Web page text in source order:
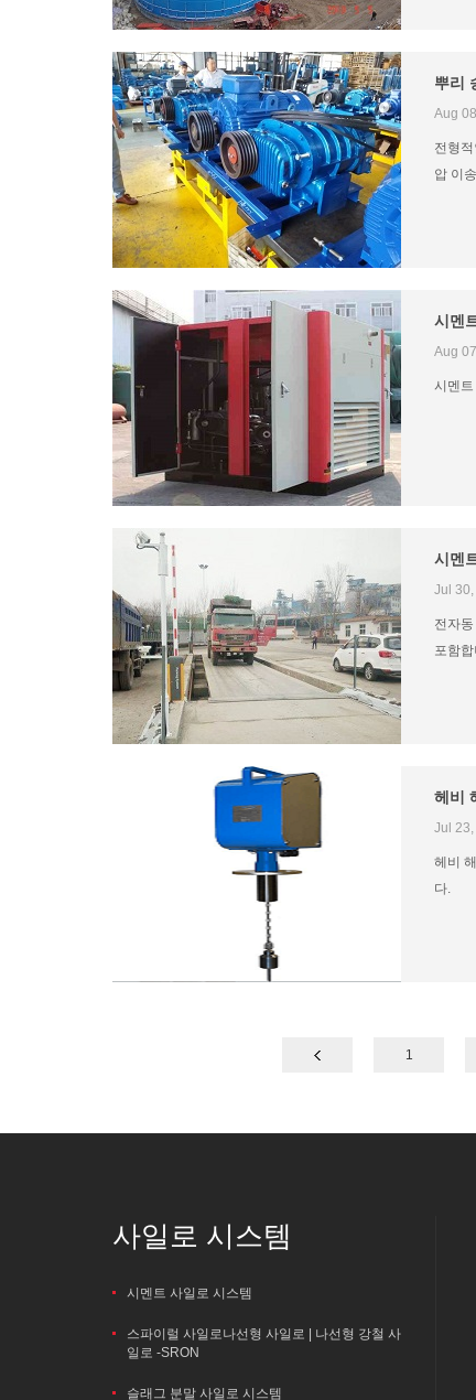
뿌리
Aug
전형
압 이
시멘
Aug
시멘트
시멘
Jul
전자
포함
헤비
Jul
헤비
다.
1
사일로 시스템
시멘트 사일로 시스템
스파이럴 사일로나선형 사일로 | 나선형 강철 사
일로 -SRON
슬래그 분말 사일로 시스템